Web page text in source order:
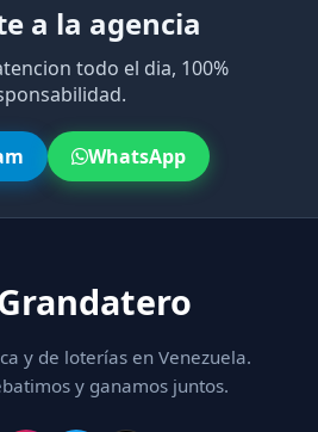
a la agencia
todo el dia, 100%
WhatsApp
y de loterías en Venezuela.
y ganamos juntos.